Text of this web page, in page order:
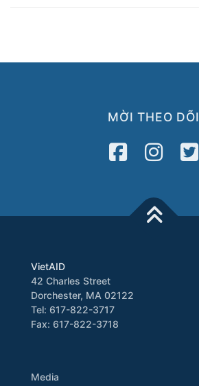
MỜI THEO DÕI
VietAID
42 Charles Street
Dorchester, MA 02122
Tel: 617-822-3717
Fax: 617-822-3718
Media